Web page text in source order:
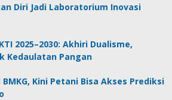
Diri Jadi Laboratorium Inovasi
2025–2030: Akhiri Dualisme,
Kedaulatan Pangan
Kini Petani Bisa Akses Prediksi